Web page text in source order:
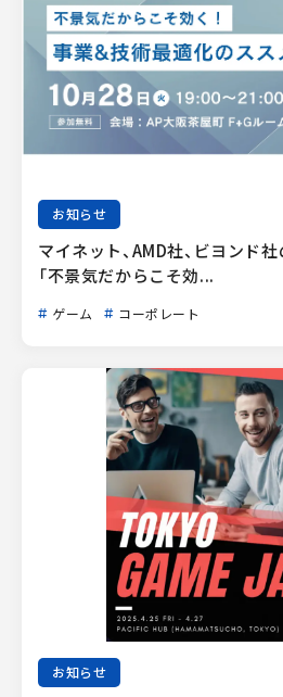
お知らせ
マイネット、AMD社、ビヨンド
「不景気だからこそ効...
ゲーム コーポレート
お知らせ